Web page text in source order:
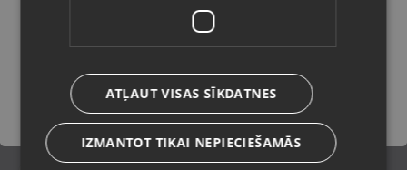
Stāvoklis Jauns (Garantija 24 mēneši)
245.00 €
11.14€/mēn.
Saglabāt
ATĻAUT VISAS SĪKDATNES
IZMANTOT TIKAI NEPIECIEŠAMĀS